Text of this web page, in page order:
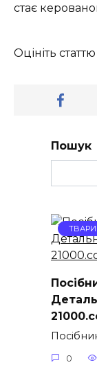
стає
Оцініть статтю
Пошук
0